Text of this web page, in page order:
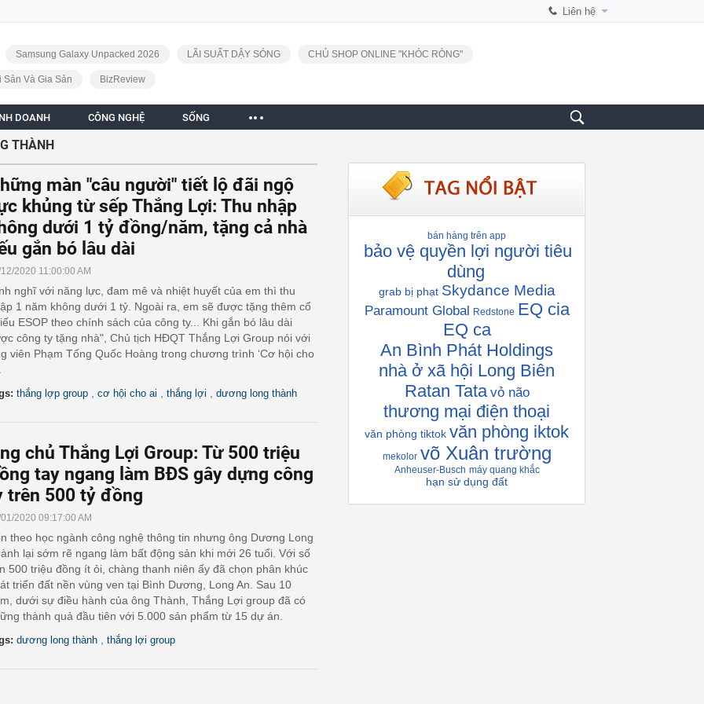
Liên hệ
Samsung Galaxy Unpacked 2026 LÃI SUẤT DẬY SÓNG CHỦ SHOP ONLINE "KHÓC RÒNG"
Sản Và Gia Sản BizReview
DOANH CÔNG NGHỆ SỐNG
THÀNH
màn "câu người" tiết lộ đãi ngộ
khủng từ sếp Thắng Lợi: Thu nhập
dưới 1 tỷ đồng/năm, tặng cả nhà
gắn bó lâu dài
2020 11:00:00 AM
nghĩ với năng lực, đam mê và nhiệt huyết của em thì thu
1 năm không dưới 1 tỷ. Ngoài ra, em sẽ được tặng thêm cổ
ESOP theo chính sách của công ty... Khi gắn bó lâu dài
công ty tặng nhà", Chủ tịch HĐQT Thắng Lợi Group nói với
viên Phạm Tống Quốc Hoàng trong chương trình ‘Cơ hội cho
thắng lợp group cơ hội cho ai thắng lợi dương long thành
chủ Thắng Lợi Group: Từ 500 triệu
tay ngang làm BĐS gây dựng công
trên 500 tỷ đồng
2020 09:17:00 AM
theo học ngành công nghệ thông tin nhưng ông Dương Long
lại sớm rẽ ngang làm bất động sản khi mới 26 tuổi. Với số
500 triệu đồng ít ỏi, chàng thanh niên ấy đã chọn phân khúc
triển đất nền vùng ven tại Bình Dương, Long An. Sau 10
dưới sự điều hành của ông Thành, Thắng Lợi group đã có
thành quả đầu tiên với 5.000 sản phẩm từ 15 dự án.
dương long thành thắng lợi group
bán hàng trên app
bảo vệ quyền lợi người tiêu
dùng
grab bị phạt Skydance Media
Paramount Global Redstone EQ cia
EQ ca
An Bình Phát Holdings
nhà ở xã hội Long Biên
Ratan Tata vỏ não
thương mại điện thoại
văn phòng tiktok văn phòng iktok
mekolor võ Xuân trường
Anheuser-Busch máy quang khắc
hạn sử dụng đất